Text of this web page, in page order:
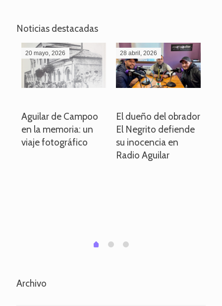
Noticias destacadas
20 mayo, 2026
Aguilar de Campoo
en la memoria: un
viaje fotográfico
28 abril, 2026
El dueño del obrador
El Negrito defiende
su inocencia en
Radio Aguilar
0 1 2
Archivo